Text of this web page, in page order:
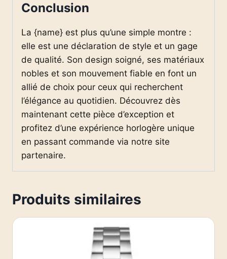
Conclusion
La {name} est plus qu’une simple montre :
elle est une déclaration de style et un gage
de qualité. Son design soigné, ses matériaux
nobles et son mouvement fiable en font un
allié de choix pour ceux qui recherchent
l’élégance au quotidien. Découvrez dès
maintenant cette pièce d’exception et
profitez d’une expérience horlogère unique
en passant commande via notre site
partenaire.
Produits similaires